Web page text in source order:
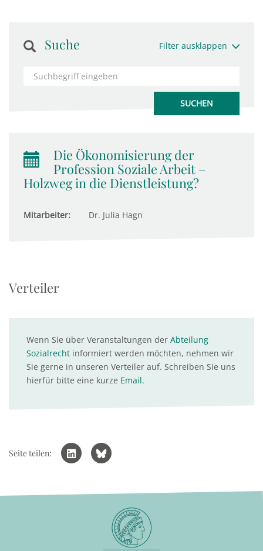
Suche Filter ausklappen
Die Ökonomisierung der
Profession Soziale Arbeit –
Holzweg in die Dienstleistung?
Mitarbeiter: Dr. Julia Hagn
Verteiler
Wenn Sie über Veranstaltungen der Abteilung
Sozialrecht informiert werden möchten, nehmen wir
Sie gerne in unseren Verteiler auf. Schreiben Sie uns
hierfür bitte eine kurze Email.
Seite teilen: